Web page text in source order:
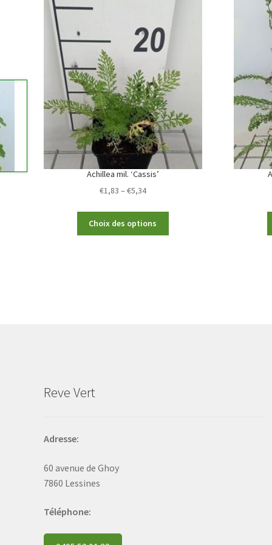
Achillea mil. ‘Cassis’
€1,83 – €5,34Price
Choix des options
Reve Vert
Adresse:
60 avenue de Ghoy
7860 Lessines
Téléphone: